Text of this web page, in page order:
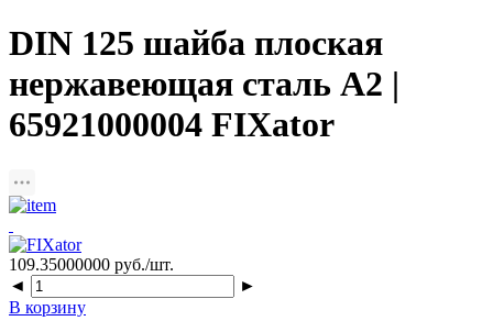
DIN 125 шайба плоская
нержавеющая сталь A2 |
65921000004 FIXator
109.35000000 руб./шт.
◄
►
В корзину